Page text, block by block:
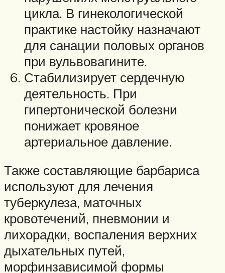
цикла. В гинекологической
практике настойку назначают
для санации половых органов
при вульвовагините.
Стабилизирует сердечную
деятельность. При
гипертонической болезни
понижает кровяное
артериальное давление.
Также составляющие барбариса
используют для лечения
туберкулеза, маточных
кровотечений, пневмонии и
лихорадки, воспаления верхних
дыхательных путей,
морфинзависимой формы